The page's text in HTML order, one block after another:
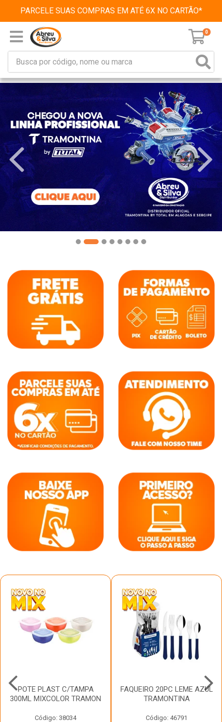
PARCELE SUAS COMPRAS EM ATÉ 6X NO CARTÃO*
0
POTE PLAST C/TAMPA
300ML MIXCOLOR TRAMON
Código: 38034
FAQUEIRO 20PC LEME AZUL
TRAMONTINA
Código: 46791